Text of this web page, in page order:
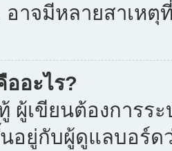
าจมีหลายสาเหตุ
อะไร?
ผู้เขียนต้องการร
อยู่กับผู้ดูแลบอร์ด